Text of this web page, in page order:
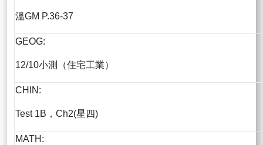
溫GM P.36-37
GEOG:
12/10小測（住宅工業）
CHIN:
Test 1B，Ch2(星四)
MATH: